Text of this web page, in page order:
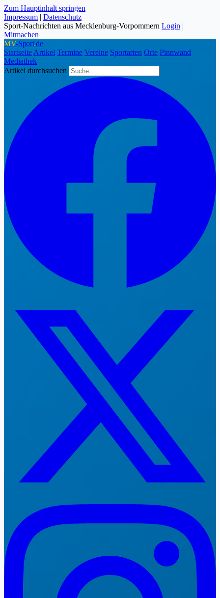
Zum Hauptinhalt springen
Impressum | Datenschutz
Sport-Nachrichten aus Mecklenburg-Vorpommern Login |
Mitmachen
MV-Sport.de
Startseite Artikel Termine Vereine Sportarten Orte Pinnwand
Mediathek
Artikel durchsuchen